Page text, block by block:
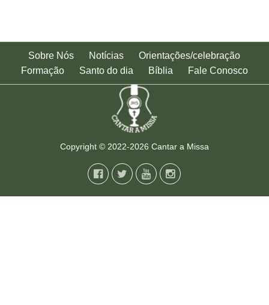
Sobre Nós Notícias
Orientações/celebração
Formação
Santo do dia Bíblia Fale Conosco
Copyright © 2022-2026 Cantar a Missa